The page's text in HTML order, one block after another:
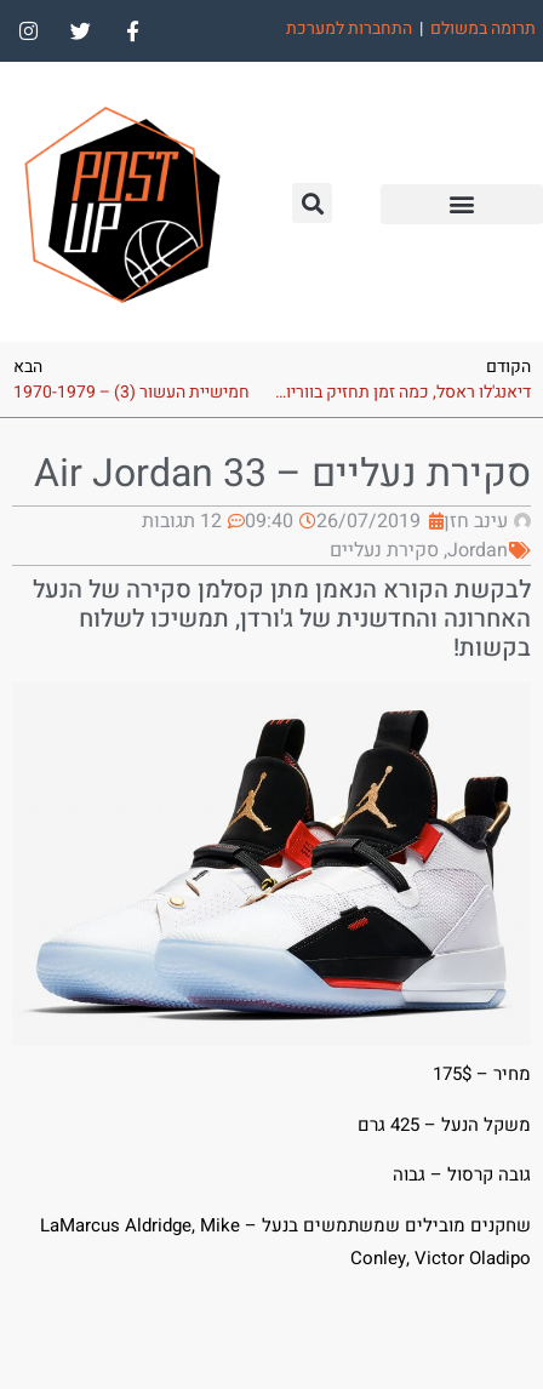
תרומה במשולם | התחברות למערכת
הקודם
דיאנג'לו ראסל, כמה זמן תחזיק בווריורס?
הבא
חמישיית העשור (3) – 1970-1979
סקירת נעליים – Air Jordan 33
עינב חזן 26/07/2019
09:40
12 תגובות
Jordan
, סקירת נעליים
לבקשת הקורא הנאמן מתן קסלמן סקירה של הנעל
האחרונה והחדשנית של ג'ורדן, תמשיכו לשלוח
בקשות!
מחיר – 175$
משקל הנעל – 425 גרם
גובה קרסול – גבוה
שחקנים מובילים שמשתמשים בנעל – LaMarcus Aldridge, Mike
Conley, Victor Oladipo